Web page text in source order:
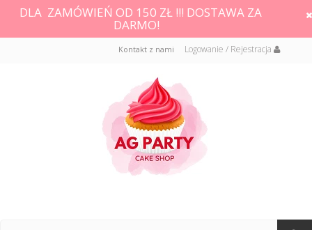
DLA ZAMÓWIEŃ OD 150 ZŁ !!! DOSTAWA ZA
DARMO!
Logowanie / Rejestracja
Kontakt z nami